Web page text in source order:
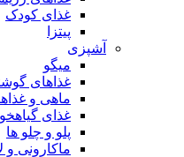
غذای کودک
پیتزا
آشپزی
میگو
غذاهای
ماهی و
غذای
پلو و چلو ها
ماکارونی و